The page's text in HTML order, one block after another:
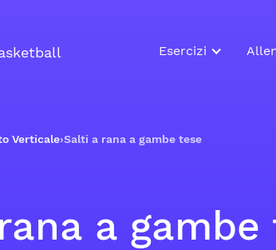
Esercizi
Verticale›Salti a rana a gambe tese
a gambe